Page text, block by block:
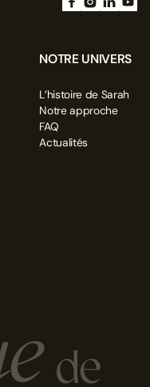
NOTRE UNIVERS
L’histoire de Sarah
Notre approche
FAQ
Actualités